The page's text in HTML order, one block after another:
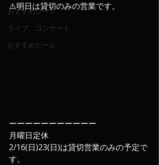
おすすめフード
ライブ、コンサート
おすすめビール
⚠️明日は貸切のみの営業です。
ーーーーーーーーーーー
月曜日定休
2/16(日)23(日)は貸切営業のみの予定で
す。